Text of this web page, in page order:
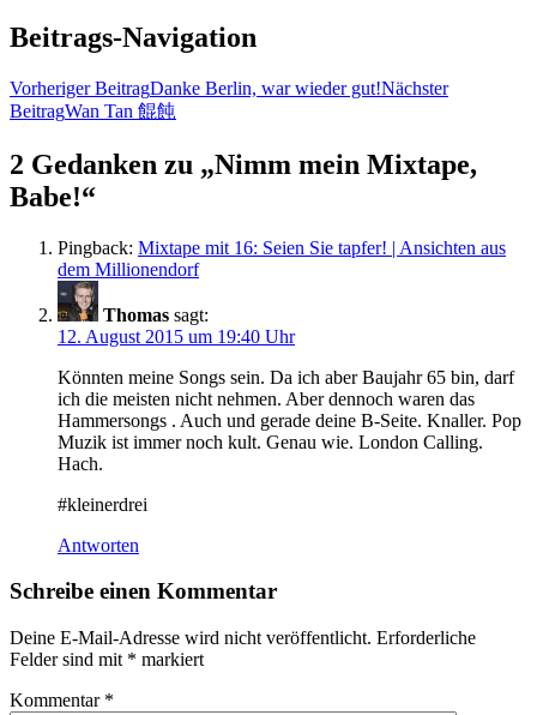
Beitrags-Navigation
Vorheriger BeitragDanke Berlin, war wieder gut!Nächster
BeitragWan Tan 餛飩
2 Gedanken zu „Nimm mein Mixtape,
Babe!“
Pingback: Mixtape mit 16: Seien Sie tapfer! | Ansichten aus
dem Millionendorf
Thomas sagt:
12. August 2015 um 19:40 Uhr
Könnten meine Songs sein. Da ich aber Baujahr 65 bin, darf
ich die meisten nicht nehmen. Aber dennoch waren das
Hammersongs . Auch und gerade deine B-Seite. Knaller. Pop
Muzik ist immer noch kult. Genau wie. London Calling.
Hach.
#kleinerdrei
Antworten
Schreibe einen Kommentar
Deine E-Mail-Adresse wird nicht veröffentlicht. Erforderliche
Felder sind mit * markiert
Kommentar *